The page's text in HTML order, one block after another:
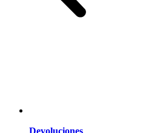
Devoluciones